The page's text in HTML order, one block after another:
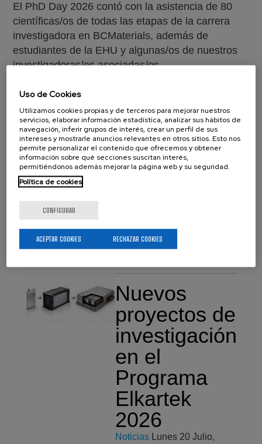
El PhD Day 2026 contó con la asistencia de 80
científicas/os de todas las etapas de la carrera
investigadora en BCMaterials, además de
estudiantes de la EHU y algunas/os de nuestros
investigadoras/es asociadas/os.
El alto nivel de participación, la calidad del debate
y las impresiones recibidas de los participantes
confirmaron el éxito de esta primera edición. Un
evento exitoso que nace con vocación de
continuidad anual y que estamos deseosos de
repetir y mejorar para el año que viene.
Related news
Nuevos
proyectos de
investigación
en el
Programa
Elkartek
2026
Noticias
Lunes 20 Julio,
Uso de Cookies
Utilizamos cookies propias y de terceros para mejorar nuestros
servicios, elaborar información estadística, analizar sus hábitos de
navegación, inferir grupos de interés, crear un perfil de sus
intereses y mostrarle anuncios relevantes en otros sitios. Esto nos
permite personalizar el contenido que ofrecemos y obtener
información sobre qué secciones suscitan interés,
permitiéndonos además mejorar la página web y su seguridad.
Política de cookies
CONFIGURAR
RECHAZAR COOKIES
ACEPTAR COOKIES